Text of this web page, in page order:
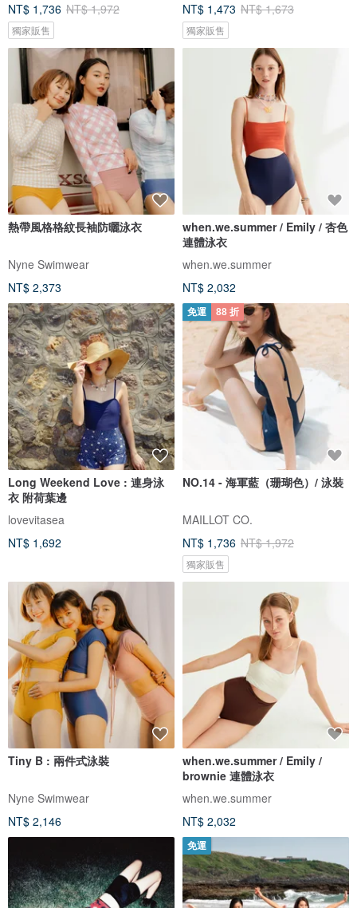
NT$ 1,736 NT$ 1,972
獨家販售
NT$ 1,473 NT$ 1,673
獨家販售
熱帶風格格紋長袖防曬泳衣
Nyne Swimwear
NT$ 2,373
when.we.summer / Emily / 杏色
連體泳衣
when.we.summer
NT$ 2,032
Long Weekend Love : 連身泳
衣 附荷葉邊
lovevitasea
NT$ 1,692
免運 88 折
NO.14 - 海軍藍（珊瑚色）/ 泳裝
MAILLOT CO.
NT$ 1,736 NT$ 1,972
獨家販售
Tiny B : 兩件式泳裝
Nyne Swimwear
NT$ 2,146
when.we.summer / Emily /
brownie 連體泳衣
when.we.summer
NT$ 2,032
免運